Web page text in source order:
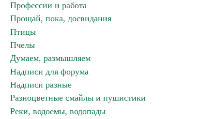
Профессии и работа
Прощай, пока, досвидания
Птицы
Пчелы
Думаем, размышляем
Надписи для форума
Надписи разные
Разноцветные смайлы и пушистики
Реки, водоемы, водопады